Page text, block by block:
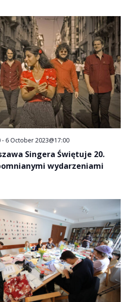
- 6 October 2023@17:00
Singera Świętuje 20.
wydarzeniami